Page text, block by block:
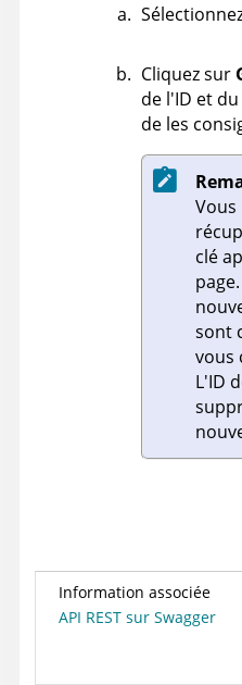
Cliquez sur
de l'ID et
de les
Vous
clé
sont
vous
L'ID
Information associée
API REST sur Swagger